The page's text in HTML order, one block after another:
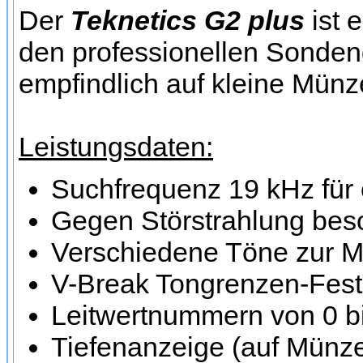
Der Teknetics G2 plus ist
den professionellen
empfindlich auf kleine
Leistungsdaten:
Suchfrequenz 19 kHz
Gegen Störstrahlung
Verschiedene Töne zur
V-Break Tongrenzen-
Leitwertnummern von 0
Tiefenanzeige (auf